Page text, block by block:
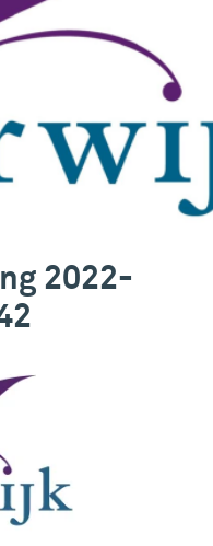
2022-